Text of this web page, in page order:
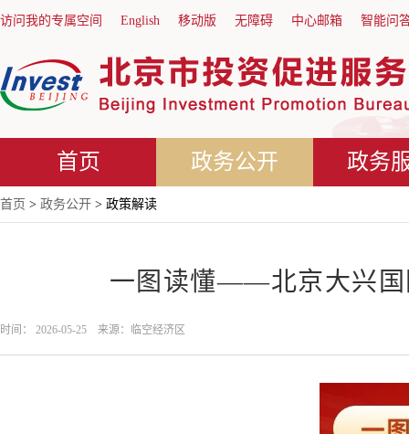
访问我的专属空间 English 移动版 无障碍 中心邮箱 智能问
首页 政务公开 政务
首页 > 政务公开 > 政策解读
一图读懂——北京大兴国
时间： 2026-05-25 来源：临空经济区